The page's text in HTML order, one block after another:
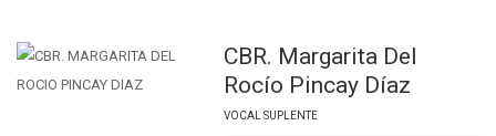
CBR. Margarita Del
Rocío Pincay Díaz
VOCAL SUPLENTE